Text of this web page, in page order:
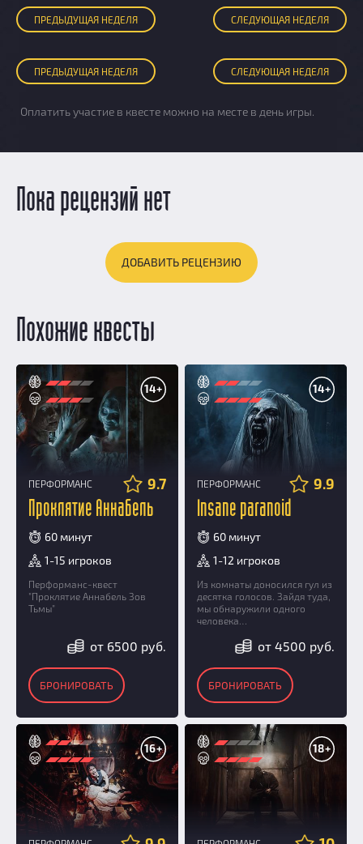
ПРЕДЫДУЩАЯ НЕДЕЛЯ СЛЕДУЮЩАЯ НЕДЕЛЯ
ПРЕДЫДУЩАЯ НЕДЕЛЯ СЛЕДУЮЩАЯ НЕДЕЛЯ
Оплатить участие в квесте можно на месте в день игры.
Пока рецензий нет
ДОБАВИТЬ РЕЦЕНЗИЮ
Похожие квесты
14+
ПЕРФОРМАНС 9.7
Проклятие Аннабель
60 минут
1-15 игроков
Перформанс-квест
"Проклятие Аннабель Зов
Тьмы"
от 6500 руб.
БРОНИРОВАТЬ
14+
ПЕРФОРМАНС 9.9
Insane paranoid
60 минут
1-12 игроков
Из комнаты доносился гул из
десятка голосов. Зайдя туда,
мы обнаружили одного
человека…
от 4500 руб.
БРОНИРОВАТЬ
16+ 18+